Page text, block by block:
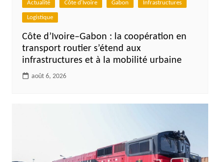
Actualité Côte d'Ivoire Gabon Infrastructures
Logistique
Côte d’Ivoire–Gabon : la coopération en
transport routier s’étend aux
infrastructures et à la mobilité urbaine
août 6, 2026